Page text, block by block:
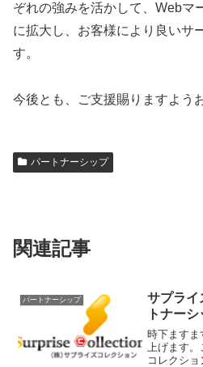
ぞれの強みを活かして、Webマ
に拡大し、お客様により良いサ
す。
今後とも、ご支援賜りますよう
パートナーシップ
関連記事
パートナーシップ
サプライ
トナー
時下ますま
上げます
コレクショ